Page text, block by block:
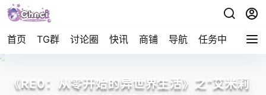
首页 TG群 讨论圈 快讯 商铺 导航 任务中心 帮助
《RE0：从零开始的异世界生活》之“艾米莉